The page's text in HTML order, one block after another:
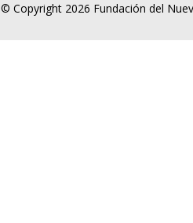
© Copyright 2026 Fundación del